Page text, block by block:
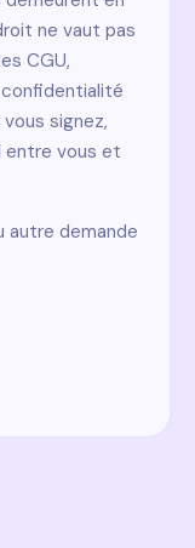
ne vaut pas
CGU,
signez,
vous et
autre demande